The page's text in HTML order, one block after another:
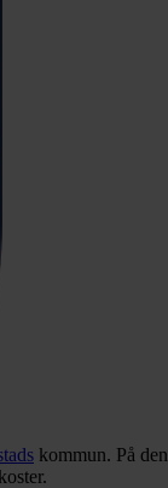
kommun. På